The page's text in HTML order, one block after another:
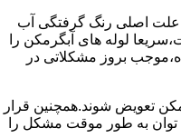
علت اصلی رنگ گرفتگی آب
لوله های آبگرمکن را
بروز مشکلاتی در
تعویض شوند.همچنین قرار
به طور موقت مشکل را